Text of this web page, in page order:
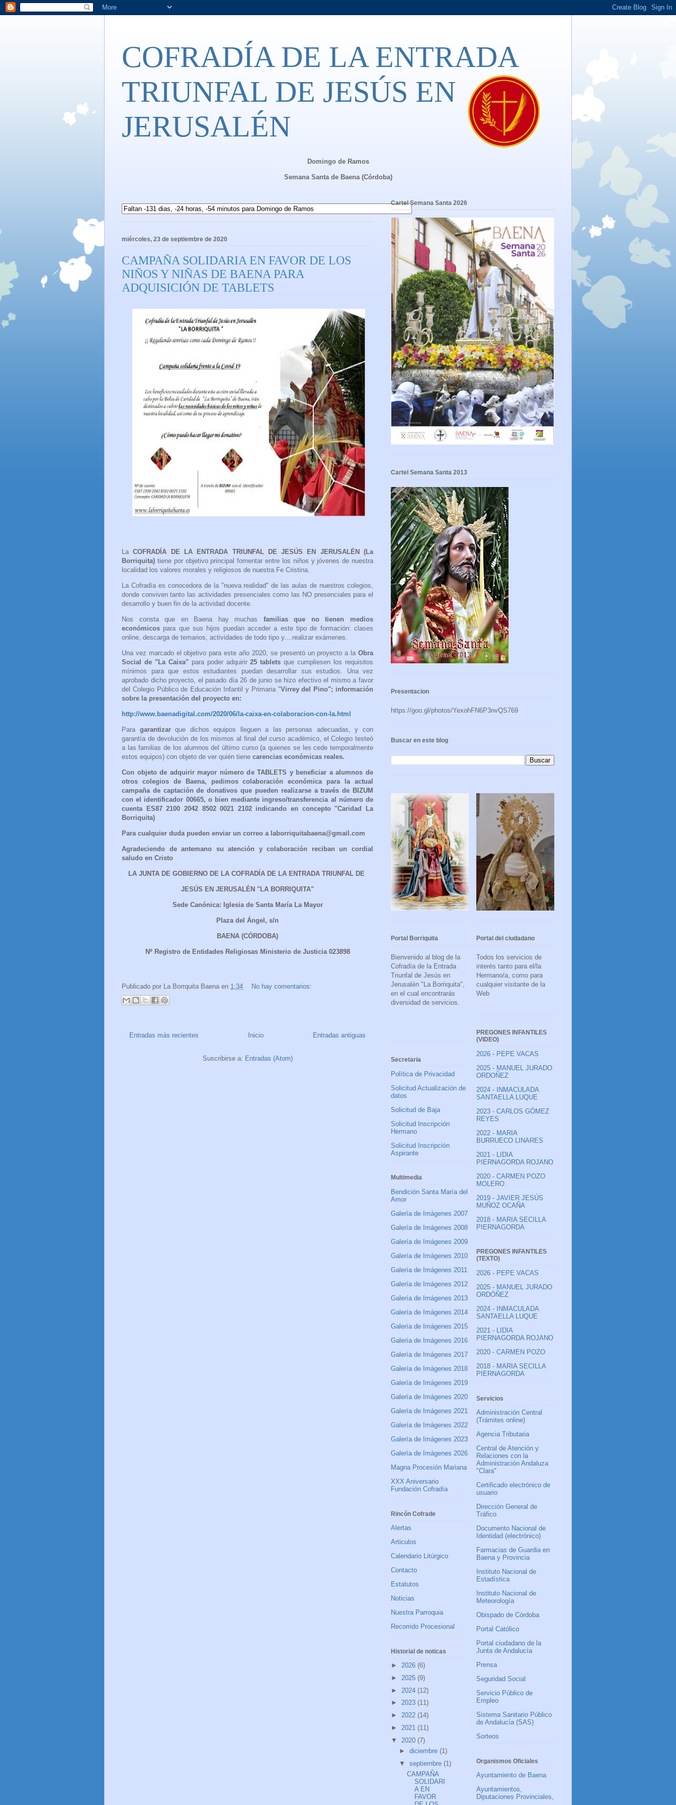
COFRADÍA DE LA ENTRADA
TRIUNFAL DE JESÚS EN
JERUSALÉN
Domingo de Ramos
Semana Santa de Baena (Córdoba)
miércoles, 23 de septiembre de 2020
CAMPAÑA SOLIDARIA EN FAVOR DE LOS
NIÑOS Y NIÑAS DE BAENA PARA
ADQUISICIÓN DE TABLETS
LaCOFRADÍA DE LA ENTRADA TRIUNFAL DE JESÚS EN JERUSALÉN (La
Borriquita) tiene por objetivo principal fomentar entre los niños y jóvenes de nuestra
localidad los valores morales y religiosos de nuestra Fe Cristina.
La Cofradía es conocedora de la "nueva realidad" de las aulas de nuestros colegios,
donde conviven tanto las actividades presenciales como las NO presenciales para el
desarrollo y buen fin de la actividad docente.
Nos consta que en Baena hay muchas familias que no tienen medios
económicos para que sus hijos puedan acceder a este tipo de formación: clases
online, descarga de temarios, actividades de todo tipo y....realizar exámenes.
Una vez marcado el objetivo para este año 2020, se presentó un proyecto a la Obra
Social de "La Caixa"para poder adquirir25 tablets que cumpliesen los requisitos
mínimos para que estos estudiantes puedan desarrollar sus estudios. Una vez
aprobado dicho proyecto, el pasado día 26 de junio se hizo efectivo el mismo a favor
del Colegio Público de Educación Infantil y Primaria "Virrey del Pino"; información
sobre la presentación del proyecto en:
http://www.baenadigital.com/2020/06/la-caixa-en-colaboracion-con-la.html
Para garantizarque dichos equipos lleguen a las personas adecuadas, y con
garantía de devolución de los mismos al final del curso académico, el Colegio testeó
a las familias de los alumnos del último curso (a quienes se les cede temporalmente
estos equipos) con objeto de ver quién tiene carencias económicas reales.
Con objeto de adquirir mayor número de TABLETS y beneficiar a alumnos de
otros colegios de Baena, pedimos colaboración económica para la actual
campaña de captación de donativos que pueden realizarse a través de BIZUM
con el identificador 00665, o bien mediante ingreso/transferencia al número de
cuenta ES87 2100 2042 8502 0021 2102 indicando en concepto "Caridad La
Borriquita)
Para cualquier duda pueden enviar un correo a laborriquitabaena@gmail.com
Agradeciendo de antemano su atención y colaboración reciban un cordial
saludo en Cristo
LA JUNTA DE GOBIERNO DE LA COFRADÍA DE LA ENTRADA TRIUNFAL DE
JESÚS EN JERUSALÉN "LA BORRIQUITA"
Sede Canónica: Iglesia de Santa María La Mayor
Plaza del Ángel, s/n
BAENA (CÓRDOBA)
Nº Registro de Entidades Religiosas Ministerio de Justicia 023898
Publicado por La Borrquita Baena en 1:34 No hay comentarios:
Entradas más recientes Entradas antiguas
Inicio
Suscribirse a: Entradas (Atom)
Cartel Semana Santa 2026
Cartel Semana Santa 2013
Presentacion
https://goo.gl/photos/YexohFN6P3nvQS769
Buscar en este blog
Portal Borriquita
Bienvenido al blog de la
Cofradía de la Entrada
Triunfal de Jesús en
Jerusalén "La Borriquita",
en el cual encontrarás
diversidad de servicios.
Secretaria
Política de Privacidad
Solicitud Actualización de
datos
Solicitud de Baja
Solicitud Inscripción
Hermano
Solicitud Inscripción
Aspirante
Multimedia
Bendición Santa María del
Amor
Galería de Imágenes 2007
Galería de Imágenes 2008
Galería de Imágenes 2009
Galería de Imágenes 2010
Galería de Imágenes 2011
Galería de Imágenes 2012
Galería de Imágenes 2013
Galería de Imágenes 2014
Galería de Imágenes 2015
Galería de Imágenes 2016
Galería de Imágenes 2017
Galería de Imágenes 2018
Galería de Imágenes 2019
Galería de Imágenes 2020
Galería de Imágenes 2021
Galería de Imágenes 2022
Galería de Imágenes 2023
Galería de Imágenes 2026
Magna Procesión Mariana
XXX Aniversario
Fundación Cofradía
Rincón Cofrade
Alertas
Articulos
Calendario Litúrgico
Contacto
Estatutos
Noticias
Nuestra Parroquia
Recorrido Procesional
Historial de noticas
► 2026 (6)
► 2025 (9)
► 2024 (12)
► 2023 (11)
► 2022 (14)
► 2021 (11)
▼ 2020 (7)
► diciembre (1)
▼ septiembre (1)
CAMPAÑA
SOLIDARI
A EN
FAVOR
Portal del ciudadano
Todos los servicios de
interés tanto para el/la
Hermano/a, como para
cualquier visitante de la
Web
PREGONES INFANTILES
(VIDEO)
2026 - PEPE VACAS
2025 - MANUEL JURADO
ORDOÑEZ
2024 - INMACULADA
SANTAELLA LUQUE
2023 - CARLOS GÓMEZ
REYES
2022 - MARIA
BURRUECO LINARES
2021 - LIDIA
PIERNAGORDA ROJANO
2020 - CARMEN POZO
MOLERO
2019 - JAVIER JESÚS
MUÑOZ OCAÑA
2018 - MARIA SECILLA
PIERNAGORDA
PREGONES INFANTILES
(TEXTO)
2026 - PEPE VACAS
2025 - MANUEL JURADO
ORDÓÑEZ
2024 - INMACULADA
SANTAELLA LUQUE
2021 - LIDIA
PIERNAGORDA ROJANO
2020 - CARMEN POZO
2018 - MARIA SECILLA
PIERNAGORDA
Servicios
Administración Central
(Trámites online)
Agencia Tributaria
Central de Atención y
Relaciones con la
Administración Andaluza
"Clara"
Certificado electrónico de
usuario
Dirección General de
Tráfico
Documento Nacional de
Identidad (electrónico)
Farmacias de Guardia en
Baena y Provincia
Instituto Nacional de
Estadística
Instituto Nacional de
Meteorología
Obispado de Córdoba
Portal Católico
Portal ciudadano de la
Junta de Andalucía
Prensa
Seguridad Social
Servicio Público de
Empleo
Sistema Sanitario Público
de Andalucía (SAS)
Sorteos
Organismos Oficiales
Ayuntamiento de Baena
Ayuntamientos,
Diputaciones Provinciales,